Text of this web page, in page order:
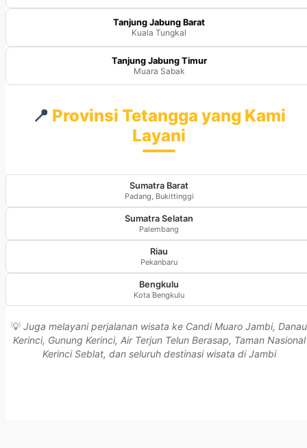
Tanjung Jabung Barat
Kuala Tungkal
Tanjung Jabung Timur
Muara Sabak
📍 Provinsi Tetangga yang Kami
Layani
Sumatra Barat
Padang, Bukittinggi
Sumatra Selatan
Palembang
Riau
Pekanbaru
Bengkulu
Kota Bengkulu
💡 Juga melayani perjalanan wisata ke Candi Muaro Jambi, Danau
Kerinci, Gunung Kerinci, Air Terjun Telun Berasap, Taman Nasional
Kerinci Seblat, dan seluruh destinasi wisata di Jambi